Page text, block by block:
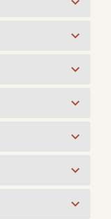
expand_more
expand_more
expand_more
expand_more
expand_more
expand_more